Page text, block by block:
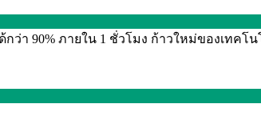
า 90% ภายใน 1 ชั่วโมง ก้าวใหม่ของเทคโน